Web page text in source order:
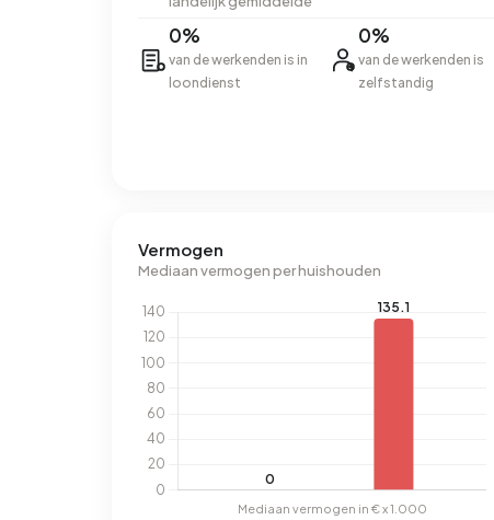
0%
van de werkenden is in
loondienst
0%
van de werkenden is
zelfstandig
Vermogen
Mediaan vermogen per huishouden